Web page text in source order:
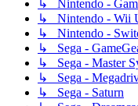
↳ Nintendo -
↳ Nintendo - Wii
↳ Nintendo -
↳ Sega -
↳ Sega - Master
↳ Sega -
↳ Sega - Saturn